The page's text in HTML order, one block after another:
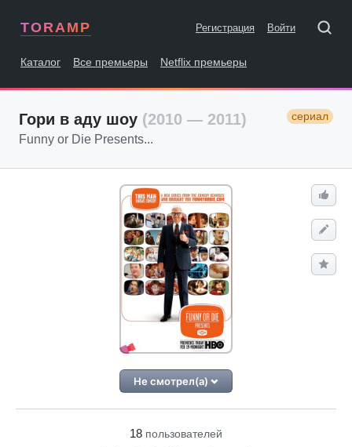
TORAMP Регистрация Войти
Каталог Все премьеры Netflix премьеры
Гори в аду шоу (2010 — 2011) сериал
Funny or Die Presents...
Не смотрел(а)
18 пользователей